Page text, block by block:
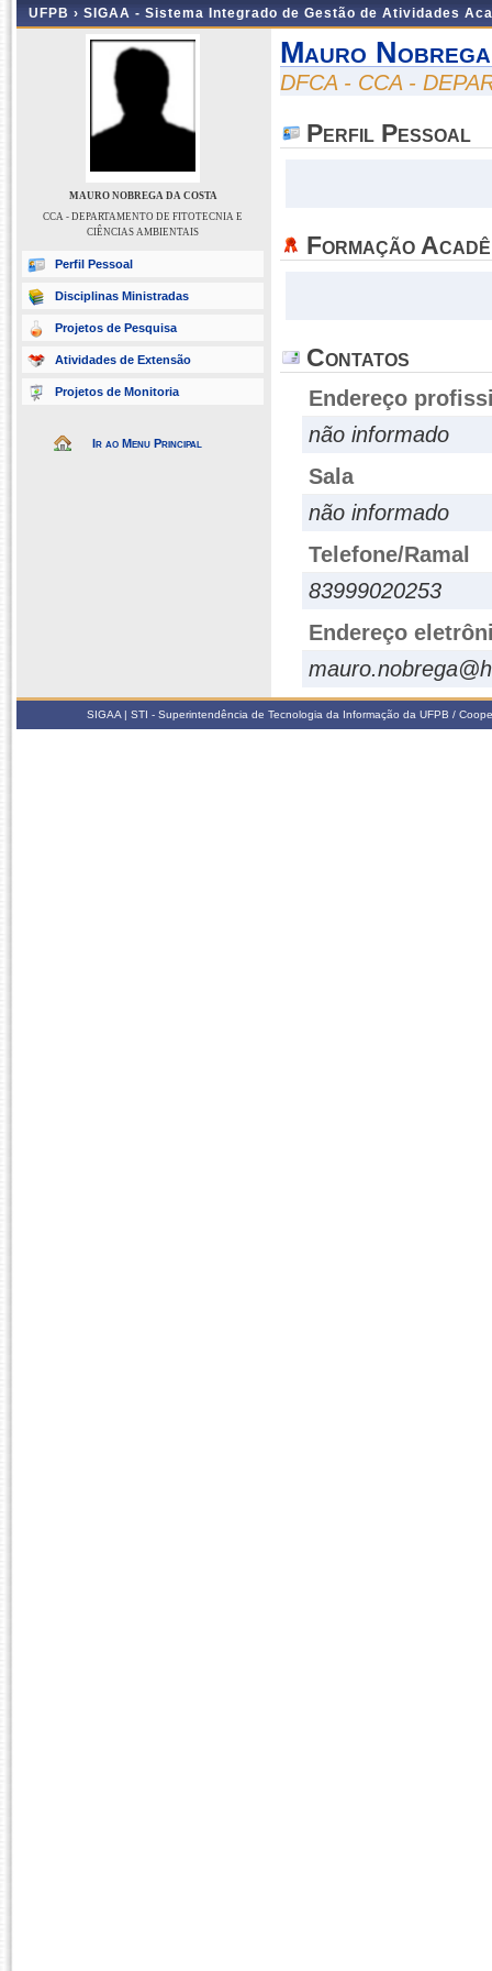
UFPB › SIGAA - Sistema Integrado de Gestão de Atividades
MAURO NOBREGA DA COSTA
CCA - DEPARTAMENTO DE FITOTECNIA E
CIÊNCIAS AMBIENTAIS
Perfil Pessoal
Disciplinas Ministradas
Projetos de Pesquisa
Atividades de Extensão
Projetos de Monitoria
Ir ao Menu Principal
Mauro
DFCA - CCA -
Perfil Pessoal
Formação
Contatos
Endereço
não informado
Sala
não informado
Telefone/Ramal
83999020253
Endereço
SIGAA | STI - Superintendência de Tecnologia da Informação da UFPB /